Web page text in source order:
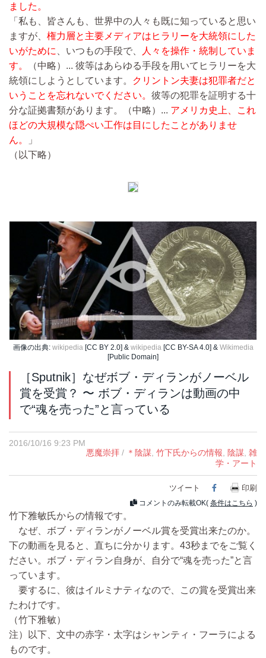
ました。
「私も、皆さんも、世界中の人々も既に知っていると思い
ますが、 権力層と主要メディアはヒラリーを大統領にした
いがために、いつもの手段で、
人々を操作・統制していま
す。
（中略）... 彼等はあらゆる手段を用いてヒラリーを大
統領にしようとしています。
クリントン夫妻は犯罪者だと
いうことを忘れないでください。 彼等の犯罪を証明する十
分な証拠書類があります。
（中略）... アメリカ史上、これ
ほどの大規模な隠ぺい工作は目にしたことがありませ
ん。
」
（以下略）
画像の出典: wikipedia [CC BY 2.0] & wikipedia [CC BY-SA 4.0] & Wikimedia
[Public Domain]
［Sputnik］なぜボブ・ディランがノーベル
賞を受賞？ 〜 ボブ・ディランは動画の中
で“魂を売った”と言っている
2016/10/16 9:23 PM
悪魔崇拝 / ＊陰謀 竹下氏からの情報 陰謀 雑
学・アート
ツイート Facebook
印刷
コメントのみ転載OK( 条件はこちら )
竹下雅敏氏からの情報です。
なぜ、ボブ・ディランがノーベル賞を受賞出来たのか。
下の動画を見ると、直ちに分かります。43秒までをご覧く
ださい。ボブ・ディラン自身が、自分で“魂を売った”と言
っています。
要するに、彼はイルミナティなので、この賞を受賞出来
たわけです。
（竹下雅敏）
注）以下、文中の赤字・太字はシャンティ・フーラによる
ものです。